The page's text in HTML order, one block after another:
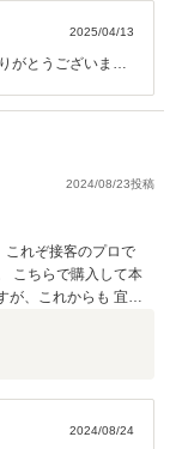
2025/04/13
がとうございまし
おり、ご不明な点
合わせいただけれ
お願い致します。
2024/08/23投稿
これぞ接客のプロで
こちらで購入して本
が、これからも 宜し
2024/08/24